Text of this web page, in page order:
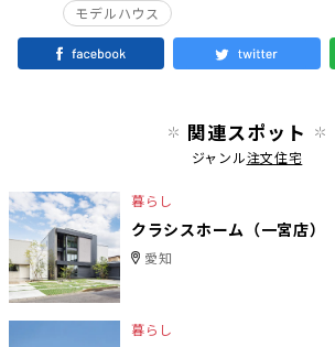
モデルハウス
関連スポット
ジャンル注文住宅
暮らし
クラシスホーム（一宮店）
愛知
暮らし